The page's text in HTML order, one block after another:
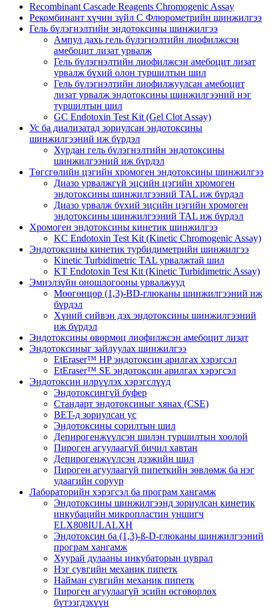
Recombinant Cascade Reagents Chromogenic Assay
Рекомбинант хүчин зүйл C Флюрометрийн шинжилгээ
Гель бүлэгнэлтийн эндотоксины шинжилгээ
Ампул дахь гель бүлэгнэлтийн лиофилжсэн
амебоцит лизат урвалж
Гель бүлэгнэлтийн лиофилжсэн амебоцит лизат
урвалж бүхий олон туршилтын шил
Гель бүлэгнэлтийн лиофилжуулсан амебоцит
лизат урвалж эндотоксины шинжилгээний нэг
туршилтын шил
GC Endotoxin Test Kit (Gel Clot Assay)
Ус ба диализатад зориулсан эндотоксины
шинжилгээний иж бүрдэл
Хурдан гель бүлэгнэлтийн эндотоксины
шинжилгээний иж бүрдэл
Төгсгөлийн цэгийн хромоген эндотоксины шинжилгээ
Диазо урвалжгүй эцсийн цэгийн хромоген
эндотоксины шинжилгээний TAL иж бүрдэл
Диазо урвалж бүхий эцсийн цэгийн хромоген
эндотоксины шинжилгээний TAL иж бүрдэл
Хромоген эндотоксины кинетик шинжилгээ
KC Endotoxin Test Kit (Kinetic Chromogenic Assay)
Эндотоксины кинетик турбидиметрийн шинжилгээ
Kinetic Turbidimetric TAL урвалжтай шил
KT Endotoxin Test Kit (Kinetic Turbidimetric Assay)
Эмнэлзүйн оношлогооны урвалжууд
Мөөгөнцөр (1,3)-BD-глюканы шинжилгээний иж
бүрдэл
Хүний сийвэн дэх эндотоксины шинжилгээний
иж бүрдэл
Эндотоксины өвөрмөц лиофилжсэн амебоцит лизат
Эндотоксиныг зайлуулах шинжилгээ
EtEraser™ HP эндотоксин арилгах хэрэгсэл
EtEraser™ SE эндотоксин арилгах хэрэгсэл
Эндотоксин илрүүлэх хэрэгслүүд
Эндотоксингүй буфер
Стандарт эндотоксиныг хянах (CSE)
BET-д зориулсан ус
Эндотоксины сорилтын шил
Депирогенжүүлсэн шилэн туршилтын хоолой
Пироген агуулаагүй бичил хавтан
Депирогенжүүлсэн дээжийн шил
Пироген агуулаагүй пипеткийн зөвлөмж ба нэг
удаагийн соруур
Лабораторийн хэрэгсэл ба програм хангамж
Эндотоксины шинжилгээнд зориулсан кинетик
инкубацийн микропластин уншигч
ELX808IULALXH
Эндотоксин ба (1,3)-ß-D-глюканы шинжилгээний
програм хангамж
Хуурай дулааны инкубаторын цуврал
Нэг сувгийн механик пипетк
Найман сувгийн механик пипетк
Пироген агуулаагүй эсийн өсгөвөрлөх
бүтээгдэхүүн